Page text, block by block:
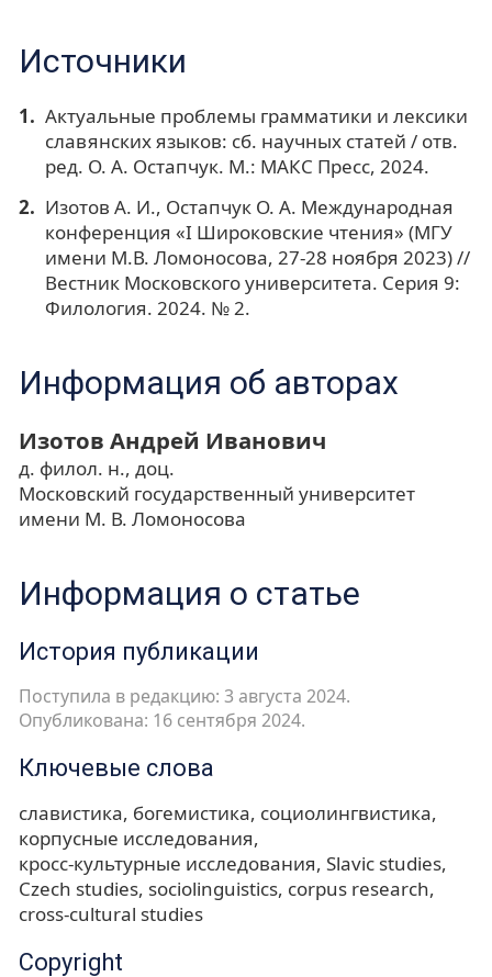
Источники
Актуальные проблемы грамматики и лексики
славянских языков: сб. научных статей / отв.
ред. О. А. Остапчук. М.: МАКС Пресс, 2024.
Изотов А. И., Остапчук О. А. Международная
конференция «I Широковские чтения» (МГУ
имени М.В. Ломоносова, 27-28 ноября 2023) //
Вестник Московского университета. Серия 9:
Филология. 2024. № 2.
Информация об авторах
Изотов Андрей Иванович
д. филол. н., доц.
Московский государственный университет
имени М. В. Ломоносова
Информация о статье
История публикации
Поступила в редакцию: 3 августа 2024.
Опубликована: 16 сентября 2024.
Ключевые слова
славистика богемистика социолингвистика
корпусные исследования
кросс-культурные исследования Slavic studies
Czech studies sociolinguistics corpus research
cross-cultural studies
Copyright